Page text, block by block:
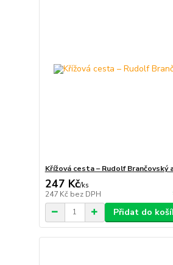
Křížová cesta – Rudolf Brančovský
247 Kč/ks
247 Kč bez DPH
Přidat do